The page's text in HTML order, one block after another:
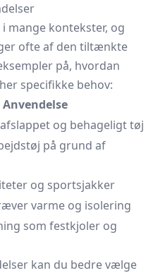
mange kontekster, og
ofte af den tiltænkte
på, hvordan
specifikke behov:
Anvendelse
og behageligt tøj
på grund af
og sportsjakker
varme og isolering
som festkjoler og
kan du bedre vælge